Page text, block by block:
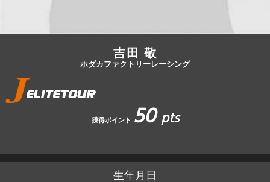
吉田 敬
ホダカファクトリーレーシング
獲得ポイント 50pts
生年月日